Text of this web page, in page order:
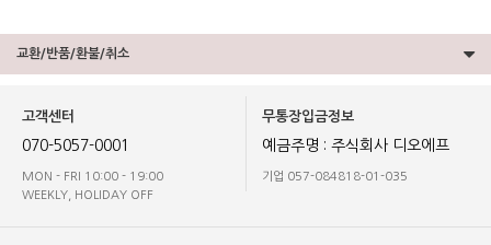
교환/반품/환불/취소
고객센터
070-5057-0001
MON - FRI 10:00 - 19:00
WEEKLY, HOLIDAY OFF
무통장입금정보
예금주명 : 주식회사 디오에프
기업 057-084818-01-035